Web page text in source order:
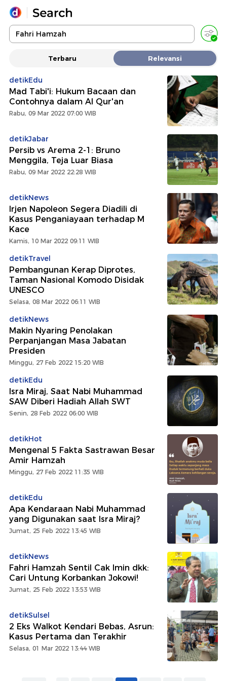
Yang sedang ramai dicari
Promoted
Terbaru Relevansi
detikEdu
Mad Tabi'i: Hukum Bacaan dan
Contohnya dalam Al Qur'an
Rabu, 09 Mar 2022 07:00 WIB
detikJabar
Persib vs Arema 2-1: Bruno
Menggila, Teja Luar Biasa
Rabu, 09 Mar 2022 22:28 WIB
detikNews
Irjen Napoleon Segera Diadili di
Kasus Penganiayaan terhadap M
Kace
Kamis, 10 Mar 2022 09:11 WIB
detikTravel
Pembangunan Kerap Diprotes,
Taman Nasional Komodo Disidak
UNESCO
Selasa, 08 Mar 2022 06:11 WIB
detikNews
Makin Nyaring Penolakan
Perpanjangan Masa Jabatan
Presiden
Minggu, 27 Feb 2022 15:20 WIB
detikEdu
Isra Miraj, Saat Nabi Muhammad
SAW Diberi Hadiah Allah SWT
Senin, 28 Feb 2022 06:00 WIB
detikHot
Mengenal 5 Fakta Sastrawan Besar
Amir Hamzah
Minggu, 27 Feb 2022 11:35 WIB
detikEdu
Apa Kendaraan Nabi Muhammad
yang Digunakan saat Isra Miraj?
Jumat, 25 Feb 2022 13:45 WIB
detikNews
Fahri Hamzah Sentil Cak Imin dkk:
Cari Untung Korbankan Jokowi!
Jumat, 25 Feb 2022 13:53 WIB
detikSulsel
2 Eks Walkot Kendari Bebas, Asrun:
Kasus Pertama dan Terakhir
Selasa, 01 Mar 2022 13:44 WIB